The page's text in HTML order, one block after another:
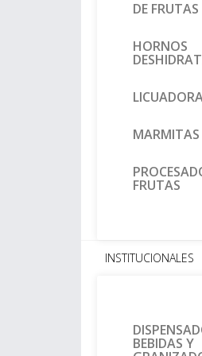
DE FRUTAS
HORNOS
MARMITAS
FRUTAS
INSTITUCIONALES
BEBIDAS Y